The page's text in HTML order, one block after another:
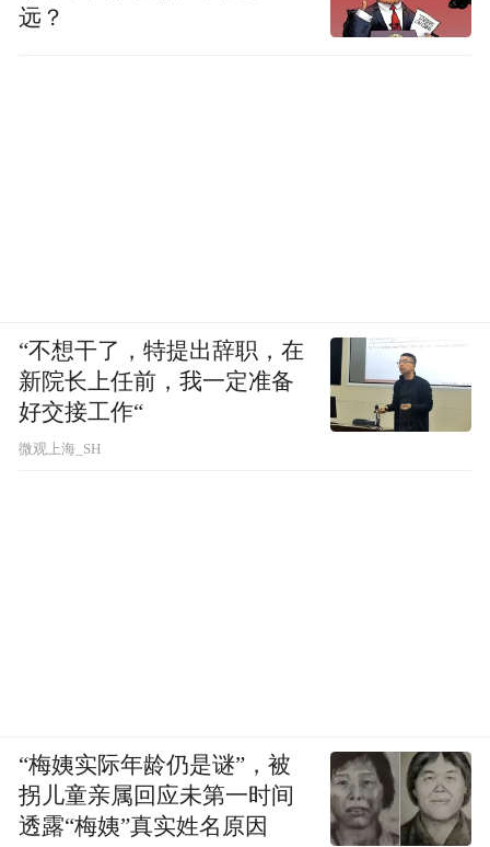
02
如今的哈根达斯在中国市场节节败退。从
2023 年起，哈根达斯在中国市场就开启了门
远？
“不想干了，特提出辞职，在
新院长上任前，我一定准备
好交接工作“
微观上海_SH
“梅姨实际年龄仍是谜”，被
拐儿童亲属回应未第一时间
透露“梅姨”真实姓名原因